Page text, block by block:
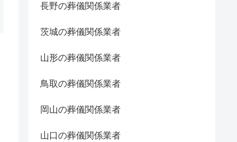
長野の葬儀関係業者
茨城の葬儀関係業者
山形の葬儀関係業者
鳥取の葬儀関係業者
岡山の葬儀関係業者
山口の葬儀関係業者